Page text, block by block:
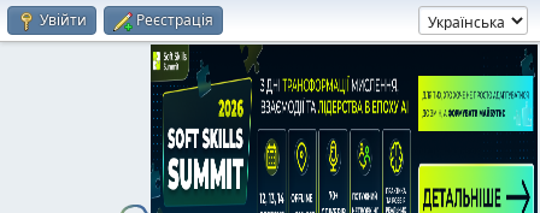
Увійти Реєстрація